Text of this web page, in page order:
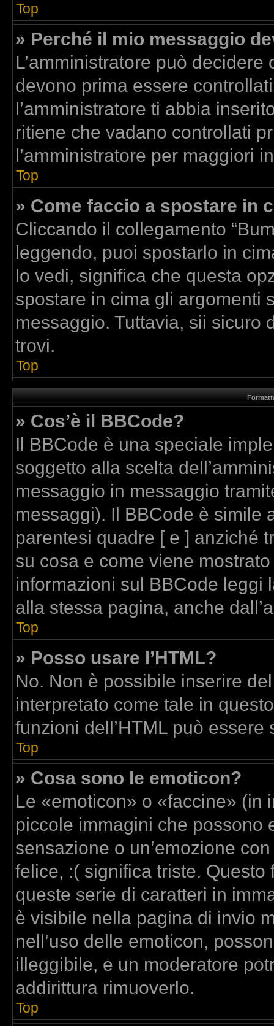
Top
» Perché il mio messaggio
L’amministratore può
devono prima essere
l’amministratore ti abbia
ritiene che vadano controllati
l’amministratore per maggiori
Top
» Come faccio a spostare in
Cliccando il collegamento
leggendo, puoi spostarlo in
lo vedi, significa che questa
spostare in cima gli argomenti
messaggio. Tuttavia, sii sicuro
trovi.
Top
» Cos’è il BBCode?
Il BBCode è una speciale
soggetto alla scelta
messaggio in messaggio
messaggi). Il BBCode è simile
parentesi quadre [ e ] anziché
su cosa e come viene
informazioni sul BBCode leggi
alla stessa pagina, anche
Top
» Posso usare l’HTML?
No. Non è possibile inserire
interpretato come tale in
funzioni dell’HTML può
Top
» Cosa sono le emoticon?
Le «emoticon» o «faccine» (in
piccole immagini che possono
sensazione o un’emozione
felice, :( significa triste.
queste serie di caratteri in
è visibile nella pagina di invio
nell’uso delle emoticon,
illeggibile, e un moderatore
addirittura rimuoverlo.
Top